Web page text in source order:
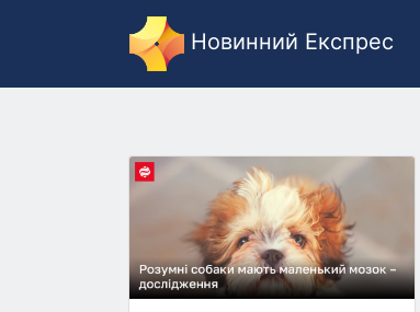
Новинний Експрес